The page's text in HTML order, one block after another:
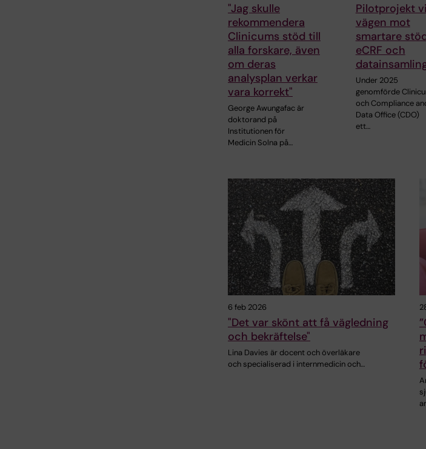
"Jag skulle
rekommendera
Clinicums stöd till
alla forskare, även
om deras
analysplan verkar
vara korrekt"
George Awungafac är
doktorand på
Institutionen för
Medicin Solna på…
Pilotprojekt
vägen mot
smartare
eCRF och
Under 2025
genomförde
och Compliance
Data Office (CDO)
ett…
6 feb 2026
"Det var skönt att få vägledning
och bekräftelse"
Lina Davies är docent och överläkare
och specialiserad i internmedicin och…